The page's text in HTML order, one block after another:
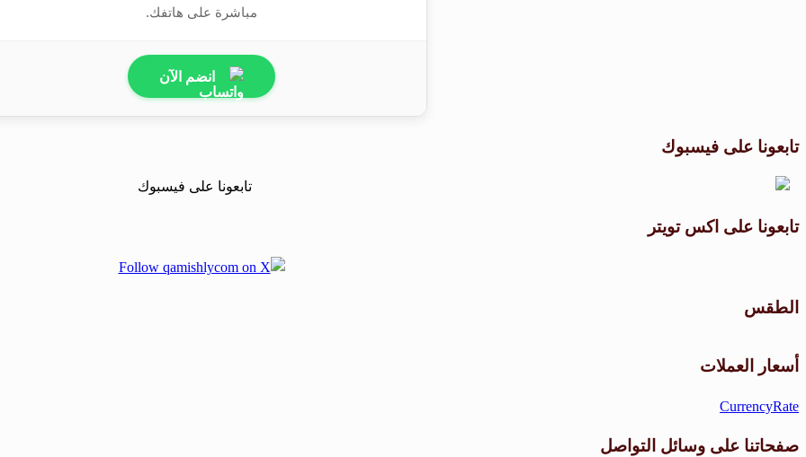
مباشرة على هاتفك.
انضم الآن
تابعونا على فيسبوك
تابعونا على اكس تويتر
الطقس
أسعار العملات
CurrencyRate
صفحاتنا على وسائل التواصل